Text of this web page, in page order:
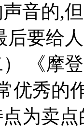
音的,
后要给
《摩
优秀的
为卖